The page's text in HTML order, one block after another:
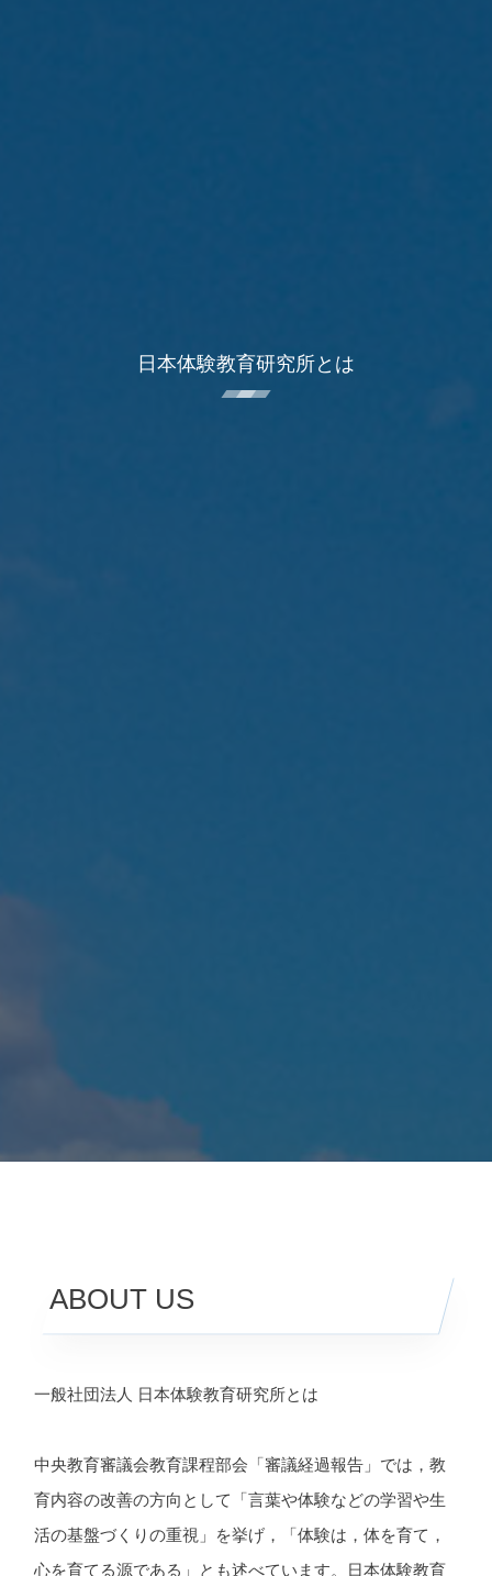
日本体験教育研究所とは
ABOUT US
一般社団法人 日本体験教育研究所とは
中央教育審議会教育課程部会「審議経過報告」では，教
育内容の改善の方向として「言葉や体験などの学習や生
活の基盤づくりの重視」を挙げ，「体験は，体を育て，
心を育てる源である」とも述べています。日本体験教育